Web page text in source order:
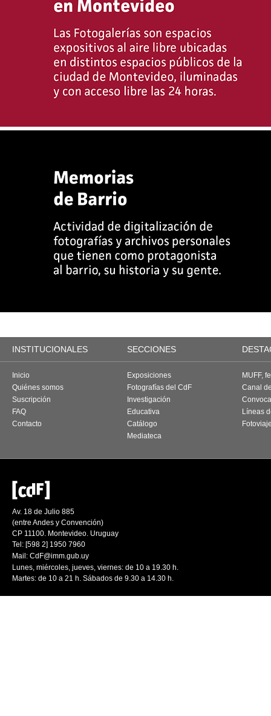
INSTITUCIONALES SECCIONES
Inicio
Quiénes somos
Suscripción
FAQ
Contacto
Exposiciones
Fotografías del CdF
Investigación
Educativa
Catálogo
Mediateca
MUFF,
Canal
Líneas
Av. 18 de Julio 885
(entre Andes y Convención)
CP 11100. Montevideo. Uruguay
Tel: [598 2] 1950 7960
Mail: CdF@imm.gub.uy
Lunes, miércoles, jueves, viernes: de 10 a 19.30 h.
Martes: de 10 a 21 h. Sábados de 9.30 a 14.30 h.